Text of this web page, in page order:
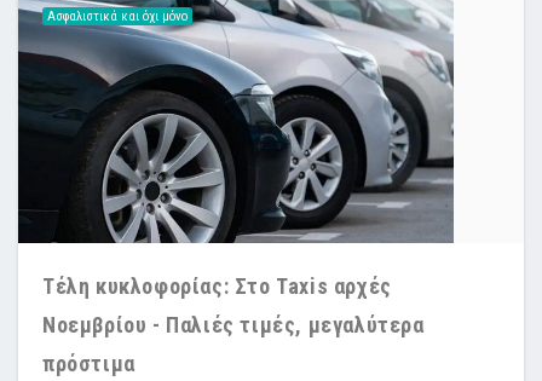
Ασφαλιστικά και όχι μόνο
Τέλη κυκλοφορίας: Στο Taxis αρχές
Νοεμβρίου - Παλιές τιμές, μεγαλύτερα
πρόστιμα